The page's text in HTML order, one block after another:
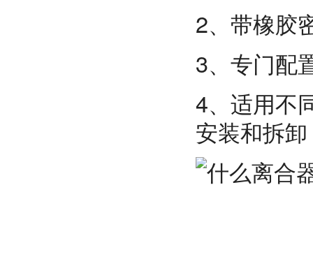
2、带橡胶
3、专门配
4、适用不
安装和拆